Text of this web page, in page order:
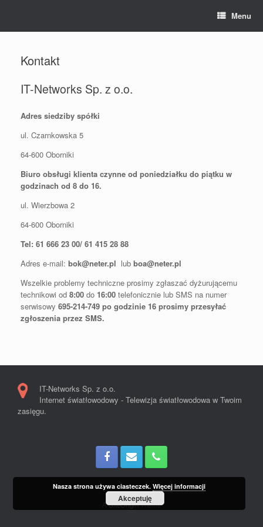
Menu
Kontakt
IT-Networks Sp. z o.o.
Adres siedziby spółki
ul. Czarnkowska 5
64-600 Oborniki
Biuro obsługi klienta czynne od poniedziałku do piątku w
godzinach od 8 do 16.
ul. Wierzbowa 2
64-600 Oborniki
Tel: 61 666 23 00/ 61 415 28 88
Adres e-mail: bok@neter.pl lub boa@neter.pl
Wszelkie problemy techniczne prosimy zgłaszać dyżurującemu
technikowi od 8:00 do 16:00 telefonicznie lub SMS na numer
serwisowy 695-214-749 po godzinie 16 prosimy przesyłać
zgłoszenia przez SMS.
IT-Networks Sp. z o.o.
Internet światłowodowy - Telewizja światłowodowa w Twoim
zasięgu.
ASiteOriginTheme
Nasza strona używa ciasteczek.Więcej informacji
Akceptuję